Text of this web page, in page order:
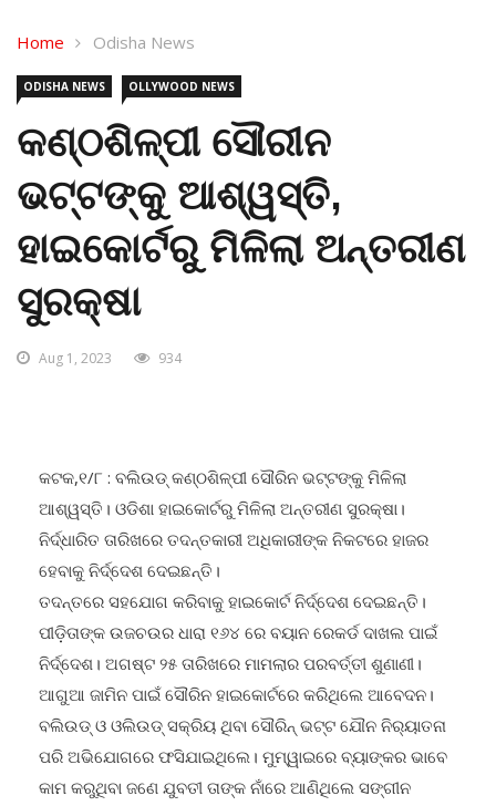
Home Odisha News
ODISHA NEWS OLLYWOOD NEWS
କଣ୍ଠଶିଳ୍ପୀ ସୌରୀନ
ଭଟ୍ଟଙ୍କୁ ଆଶ୍ୱସ୍ତି,
ହାଇକୋର୍ଟରୁ ମିଳିଲା ଅନ୍ତରୀଣ
ସୁରକ୍ଷା
Aug 1, 2023 934
କଟକ,୧/୮ : ବଲିଉଡ୍ କଣ୍ଠଶିଳ୍ପୀ ସୌରିନ ଭଟ୍ଟଙ୍କୁ ମିଳିଲା
ଆଶ୍ୱସ୍ତି। ଓଡିଶା ହାଇକୋର୍ଟରୁ ମିଳିଲା ଅନ୍ତରୀଣ ସୁରକ୍ଷା।
ନିର୍ଦ୍ଧାରିତ ତାରିଖରେ ତଦନ୍ତକାରୀ ଅଧିକାରୀଙ୍କ ନିକଟରେ ହାଜର
ହେବାକୁ ନିର୍ଦ୍ଦେଶ ଦେଇଛନ୍ତି।
ତଦନ୍ତରେ ସହଯୋଗ କରିବାକୁ ହାଇକୋର୍ଟ ନିର୍ଦ୍ଦେଶ ଦେଇଛନ୍ତି।
ପୀଡ଼ିତାଙ୍କ ଉଜଚଉର ଧାରା ୧୬୪ ରେ ବୟାନ ରେକର୍ଡ ଦାଖଲ ପାଇଁ
ନିର୍ଦ୍ଦେଶ। ଅଗଷ୍ଟ ୨୫ ତାରିଖରେ ମାମଲାର ପରବର୍ତ୍ତୀ ଶୁଣାଣୀ।
ଆଗୁଆ ଜାମିନ ପାଇଁ ସୌରିନ ହାଇକୋର୍ଟରେ କରିଥିଲେ ଆବେଦନ।
ବଲିଉଡ୍ ଓ ଓଲିଉଡ୍ ସକ୍ରିୟ ଥିବା ସୌରିନ୍ ଭଟ୍ଟ ଯୌନ ନିର‌୍ୟାତନା
ପରି ଅଭିଯୋଗରେ ଫସିଯାଇଥିଲେ। ମୁମ୍ୱାଇରେ ବ୍ୟାଙ୍କର ଭାବେ
କାମ କରୁଥିବା ଜଣେ ଯୁବତୀ ତାଙ୍କ ନାଁରେ ଆଣିଥିଲେ ସଙ୍ଗୀନ